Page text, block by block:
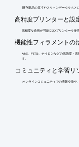
既存部品の採寸やスキャンデータをもと
高精度プリンターと設
高精度な造形が可能な3Dプリンターを使
機能性フィラメントの
ABS、PETG、ナイロンなどの高強度・
す。
コミュニティと学習リ
オンラインコミュニティでの情報交換や